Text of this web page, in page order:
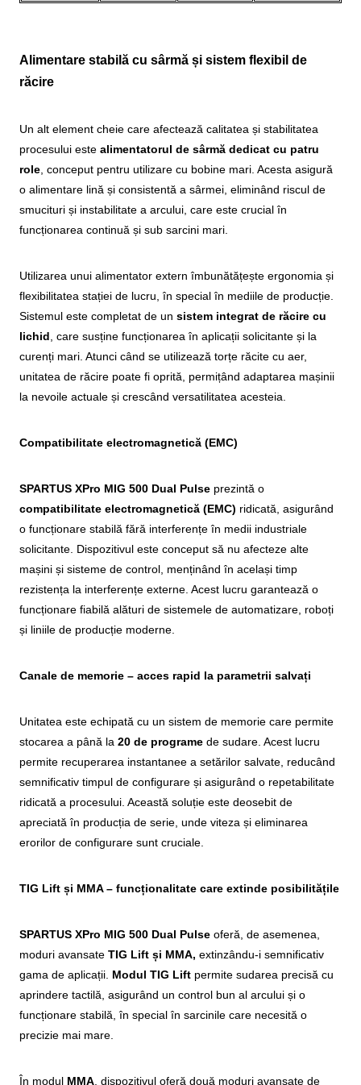
Alimentare stabilă cu sârmă și sistem flexibil de
răcire
Un alt element cheie care afectează calitatea și stabilitatea
procesului este alimentatorul de sârmă dedicat cu patru
role , conceput pentru utilizare cu bobine mari. Acesta asigură
o alimentare lină și consistentă a sârmei, eliminând riscul de
smucituri și instabilitate a arcului, care este crucial în
funcționarea continuă și sub sarcini mari.
Utilizarea unui alimentator extern îmbunătățește ergonomia și
flexibilitatea stației de lucru, în special în mediile de producție.
Sistemul este completat de un sistem integrat de răcire cu
lichid , care susține funcționarea în aplicații solicitante și la
curenți mari. Atunci când se utilizează torțe răcite cu aer,
unitatea de răcire poate fi oprită, permițând adaptarea mașinii
la nevoile actuale și crescând versatilitatea acesteia.
Compatibilitate electromagnetică (EMC)
SPARTUS XPro MIG 500 Dual Pulse prezintă o
compatibilitate electromagnetică (EMC) ridicată, asigurând
o funcționare stabilă fără interferențe în medii industriale
solicitante. Dispozitivul este conceput să nu afecteze alte
mașini și sisteme de control, menținând în același timp
rezistența la interferențe externe. Acest lucru garantează o
funcționare fiabilă alături de sistemele de automatizare, roboți
și liniile de producție moderne.
Canale de memorie – acces rapid la parametrii salvați
Unitatea este echipată cu un sistem de memorie care permite
stocarea a până la 20 de programe de sudare. Acest lucru
permite recuperarea instantanee a setărilor salvate, reducând
semnificativ timpul de configurare și asigurând o repetabilitate
ridicată a procesului. Această soluție este deosebit de
apreciată în producția de serie, unde viteza și eliminarea
erorilor de configurare sunt cruciale.
TIG Lift și MMA – funcționalitate care extinde posibilitățile
SPARTUS XPro MIG 500 Dual Pulse oferă, de asemenea,
moduri avansate TIG Lift și MMA, extinzându-i semnificativ
gama de aplicații. Modul TIG Lift permite sudarea precisă cu
aprindere tactilă, asigurând un control bun al arcului și o
funcționare stabilă, în special în sarcinile care necesită o
precizie mai mare.
În modul MMA , dispozitivul oferă două moduri avansate de